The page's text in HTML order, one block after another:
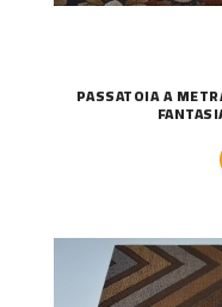
PASSATOIA A